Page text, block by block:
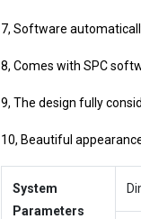
7, Software
8, Comes with SPC
9, The design fully
10, Beautiful
System
Parameters